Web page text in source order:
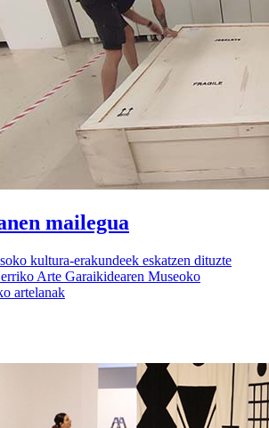
mailegua
kultura-erakundeek eskatzen dituzte
Arte Garaikidearen Museoko
artelanak